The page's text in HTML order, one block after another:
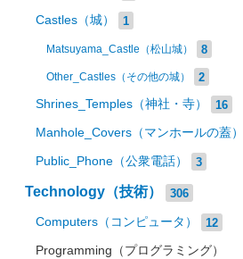
Castles（城） 1
Matsuyama_Castle（松山城） 8
Other_Castles（その他の城） 2
Shrines_Temples（神社・寺） 16
Manhole_Covers（マンホールの蓋）
Public_Phone（公衆電話） 3
Technology（技術） 306
Computers（コンピュータ） 12
Programming（プログラミング）